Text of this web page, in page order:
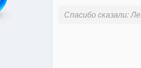
Спасибо сказали: